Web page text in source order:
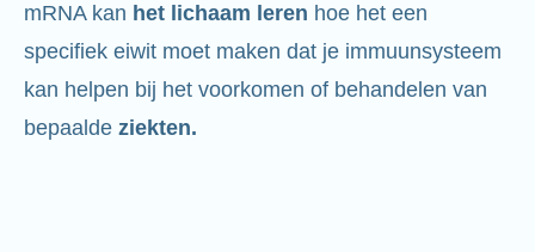
mRNA kan het lichaam leren hoe het een
specifiek eiwit moet maken dat je immuunsysteem
kan helpen bij het voorkomen of behandelen van
bepaalde ziekten.